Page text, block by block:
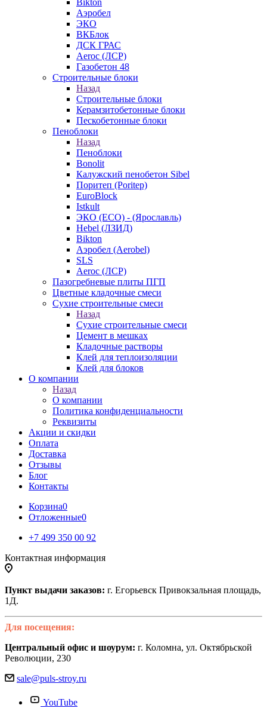
Аэробел
ЭКО
ВКБлок
ДСК ГРАС
Aeroc (ЛСР)
Газобетон 48
Строительные блоки
Назад
Строительные блоки
Керамзитобетонные блоки
Пескобетонные блоки
Пеноблоки
Назад
Пеноблоки
Bonolit
Калужский пенобетон Sibel
Поритеп (Poritep)
EuroBlock
Istkult
ЭКО (ECO) - (Ярославль)
Hebel (ЛЗИД)
Bikton
Аэробел (Aerobel)
SLS
Aeroc (ЛСР)
Пазогребневые плиты ПГП
Цветные кладочные смеси
Сухие строительные смеси
Назад
Сухие строительные смеси
Цемент в мешках
Кладочные растворы
Клей для теплоизоляции
Клей для блоков
О компании
Назад
О компании
Политика конфиденциальности
Реквизиты
Акции и скидки
Оплата
Доставка
Отзывы
Блог
Контакты
Корзина0
Отложенные0
+7 499 350 00 92
Контактная информация
Пункт выдачи заказов: г. Егорьевск Привокзальная площадь,
1Д.
Для посещения:
Центральный офис и шоурум: г. Коломна, ул. Октябрьской
Революции, 230
sale@puls-stroy.ru
YouTube